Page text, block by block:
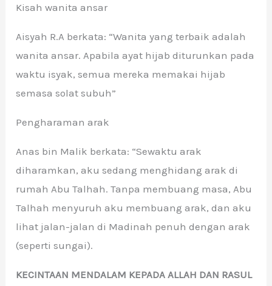
Kisah wanita ansar
Aisyah R.A berkata: “Wanita yang terbaik adalah
wanita ansar. Apabila ayat hijab diturunkan pada
waktu isyak, semua mereka memakai hijab
semasa solat subuh”
Pengharaman arak
Anas bin Malik berkata: “Sewaktu arak
diharamkan, aku sedang menghidang arak di
rumah Abu Talhah. Tanpa membuang masa, Abu
Talhah menyuruh aku membuang arak, dan aku
lihat jalan-jalan di Madinah penuh dengan arak
(seperti sungai).
KECINTAAN MENDALAM KEPADA ALLAH DAN RASUL